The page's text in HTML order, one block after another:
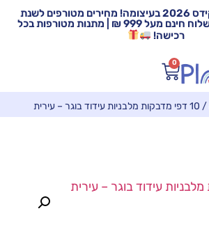
תערוכת פלייס קידס 2026 בעיצומה! מחירים מטורפים לשנת
הלימודים תשפ"ז | משלוח חינם מעל 999 ₪ | מתנות מטורפות בכל
רכישה!
0
/ 10 דפי מדבקות מלבניות עידוד בוגר – עירית